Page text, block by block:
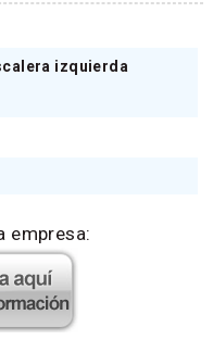
izquierda
empresa: